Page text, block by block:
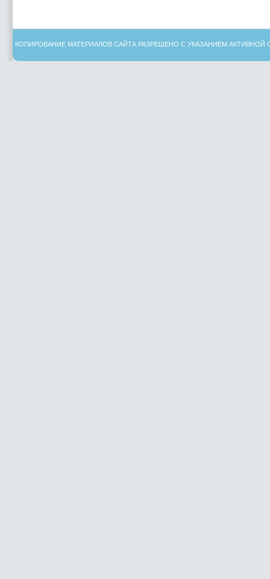
КОПИРОВАНИЕ МАТЕРИАЛОВ САЙТА РАЗРЕШЕНО С УКАЗАНИЕМ АКТИВНОЙ